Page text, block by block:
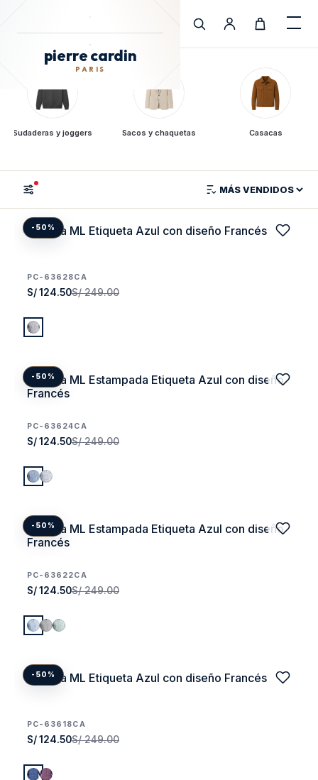
pierre cardin
PARIS
Cargando Pierre Cardin
PARIS
Sudaderas y joggers Sacos y chaquetas Casacas
TIENDA
-50%
Camisa ML Etiqueta Azul con diseño Francés
PC-63628CA
S/ 124.50S/ 249.00
-50%
Camisa ML Estampada Etiqueta Azul con diseño
Francés
PC-63624CA
S/ 124.50S/ 249.00
-50%
Camisa ML Estampada Etiqueta Azul con diseño
Francés
PC-63622CA
S/ 124.50S/ 249.00
-50%
Camisa ML Etiqueta Azul con diseño Francés
PC-63618CA
S/ 124.50S/ 249.00